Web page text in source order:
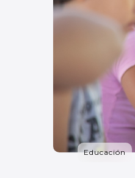
Educación